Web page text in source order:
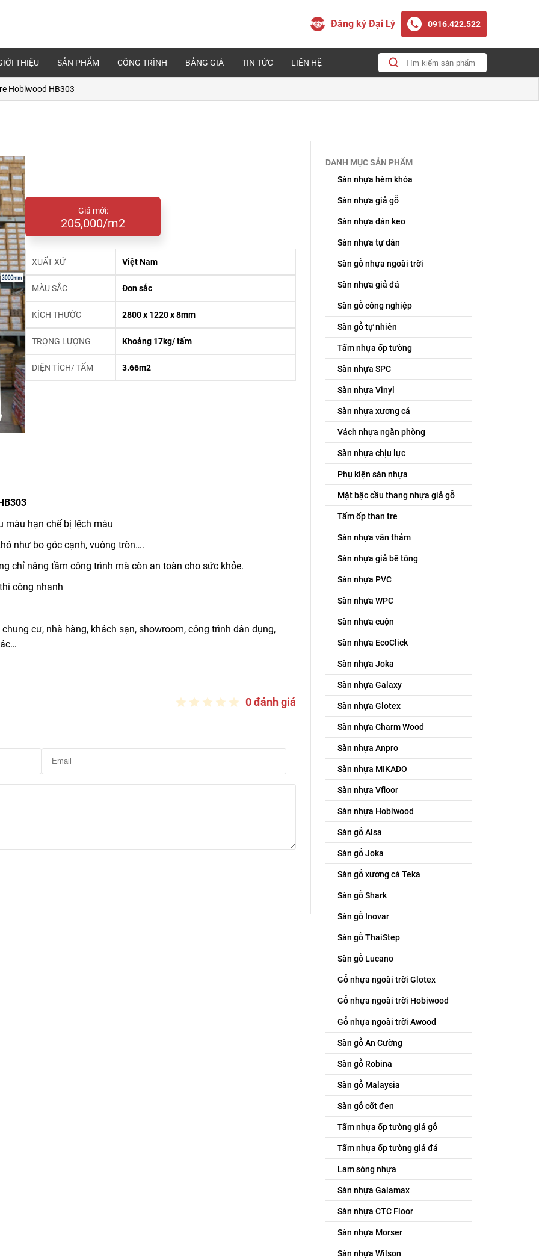
Đăng ký Đại Lý 0916.422.522
THIỆU SẢN PHẨM CÔNG TRÌNH BẢNG GIÁ TIN TỨC LIÊN HỆ
Hobiwood HB303
Giá mới:
205,000/m2
XUẤT XỨ Việt Nam
MÀU SẮC Đơn sắc
KÍCH THƯỚC 2800 x 1220 x 8mm
TRỌNG LƯỢNG Khoảng 17kg/ tấm
DIỆN TÍCH/ TẤM 3.66m2
màu hạn chế bị lệch màu
như bo góc cạnh, vuông tròn….
chỉ nâng tầm công trình mà còn an toàn cho sức khỏe.
công nhanh
cư, nhà hàng, khách sạn, showroom, công trình dân dụng,
0 đánh giá
DANH MỤC SẢN PHẨM
Sàn nhựa hèm khóa
Sàn nhựa giả gỗ
Sàn nhựa dán keo
Sàn nhựa tự dán
Sàn gỗ nhựa ngoài trời
Sàn nhựa giả đá
Sàn gỗ công nghiệp
Sàn gỗ tự nhiên
Tấm nhựa ốp tường
Sàn nhựa SPC
Sàn nhựa Vinyl
Sàn nhựa xương cá
Vách nhựa ngăn phòng
Sàn nhựa chịu lực
Phụ kiện sàn nhựa
Mặt bậc cầu thang nhựa giả gỗ
Tấm ốp than tre
Sàn nhựa vân thảm
Sàn nhựa giả bê tông
Sàn nhựa PVC
Sàn nhựa WPC
Sàn nhựa cuộn
Sàn nhựa EcoClick
Sàn nhựa Joka
Sàn nhựa Galaxy
Sàn nhựa Glotex
Sàn nhựa Charm Wood
Sàn nhựa Anpro
Sàn nhựa MIKADO
Sàn nhựa Vfloor
Sàn nhựa Hobiwood
Sàn gỗ Alsa
Sàn gỗ Joka
Sàn gỗ xương cá Teka
Sàn gỗ Shark
Sàn gỗ Inovar
Sàn gỗ ThaiStep
Sàn gỗ Lucano
Gỗ nhựa ngoài trời Glotex
Gỗ nhựa ngoài trời Hobiwood
Gỗ nhựa ngoài trời Awood
Sàn gỗ An Cường
Sàn gỗ Robina
Sàn gỗ Malaysia
Sàn gỗ cốt đen
Tấm nhựa ốp tường giả gỗ
Tấm nhựa ốp tường giả đá
Lam sóng nhựa
Sàn nhựa Galamax
Sàn nhựa CTC Floor
Sàn nhựa Morser
Sàn nhựa Wilson